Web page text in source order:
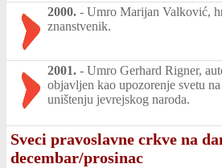
2000. - Umro Marijan Valković,
znanstvenik.
2001. - Umro Gerhard Rigner,
objavljen kao upozorenje svetu
uništenju jevrejskog naroda.
Sveci pravoslavne crkve na
decembar/prosinac